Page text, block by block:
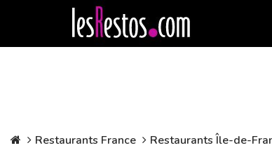
Restaurants France Restaurants Île-de-